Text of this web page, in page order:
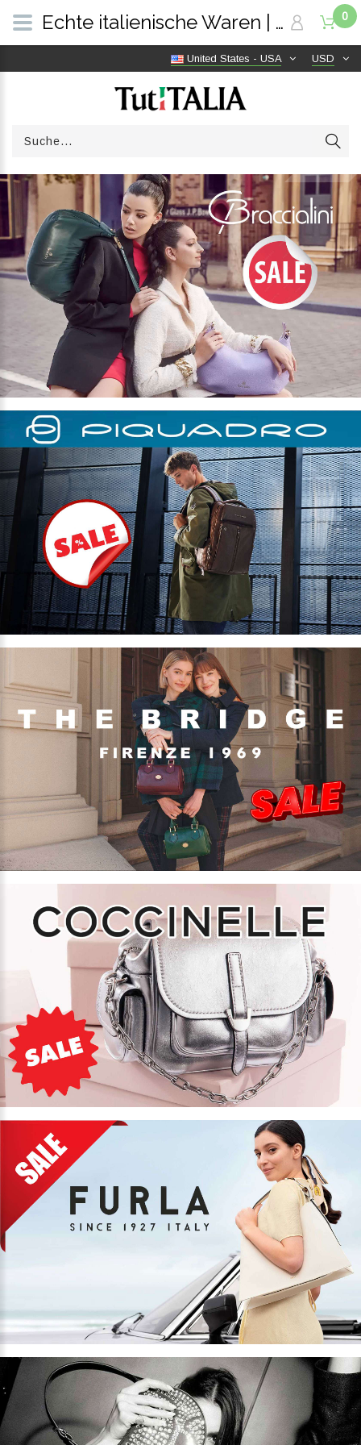
USD
United States - USA
0
Echte italienische Waren | Versandkostenfrei weltweit | TutITALIA